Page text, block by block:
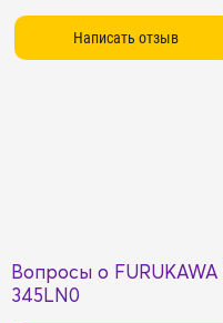
Вопросы о
345LN0